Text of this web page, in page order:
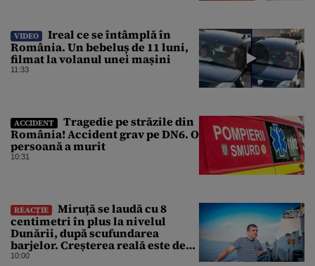
VIDEO
Ireal ce se întâmplă în
România. Un bebeluș de 11 luni,
filmat la volanul unei mașini
11:33
ACCIDENT
Tragedie pe străzile din
România! Accident grav pe DN6. O
persoană a murit
10:31
REACȚIE
Miruță se laudă cu 8
centimetri în plus la nivelul
Dunării, după scufundarea
barjelor. Creșterea realā este de
doar 4 centimetri
10:00